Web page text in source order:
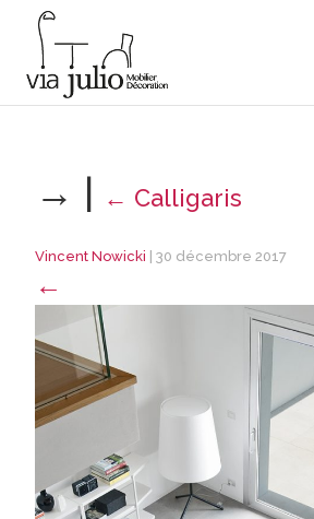
→ | ← Calligaris
Vincent Nowicki 30 décembre 2017
←